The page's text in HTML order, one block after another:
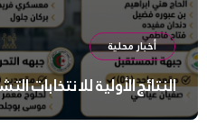
أخبار محلية
النتائج الأولية للانتخابات